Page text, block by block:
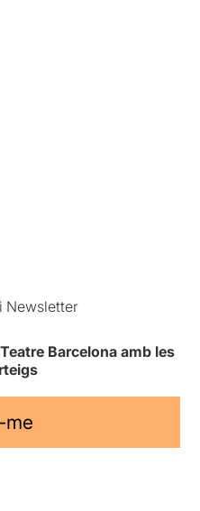
Newsletter
Barcelona amb les
me